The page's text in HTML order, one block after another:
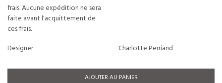
frais. Aucune expédition ne sera
faite avant l'acquittement de
ces frais.
Designer
Charlotte Perriand
AJOUTER AU PANIER